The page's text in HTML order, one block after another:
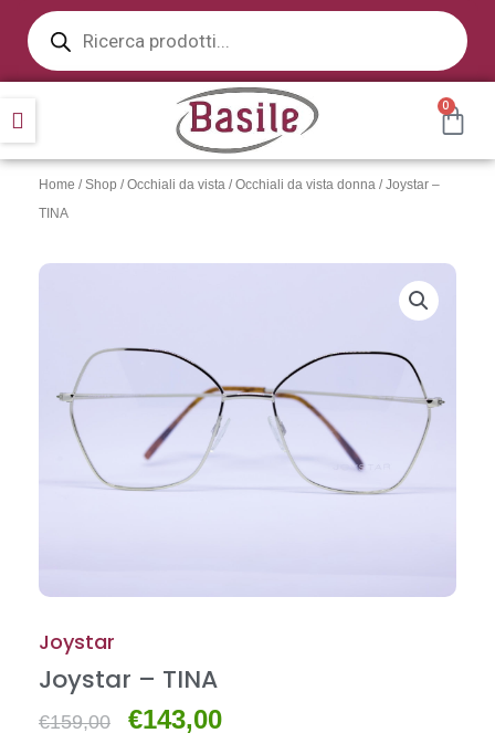
contenuto
Products
search
0
Home /Shop /Occhiali da vista /Occhiali da vista donna / Joystar –
TINA
Joystar
Joystar – TINA
€159,00
Il
€143,00Il